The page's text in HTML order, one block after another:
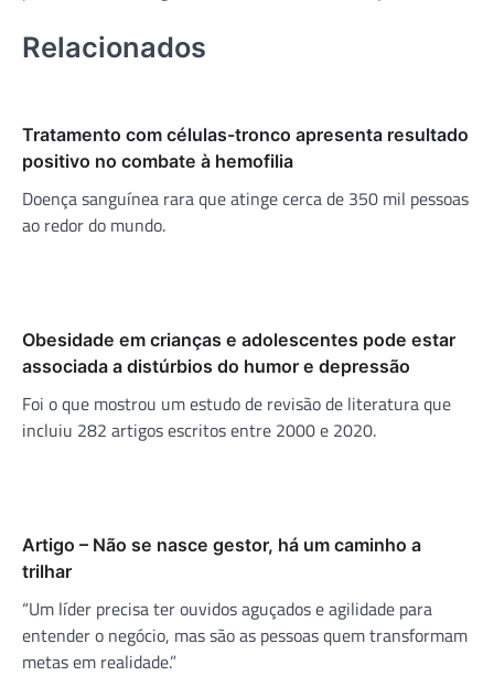
Relacionados
Tratamento com células-tronco apresenta resultado
positivo no combate à hemofilia
Doença sanguínea rara que atinge cerca de 350 mil pessoas
ao redor do mundo.
Obesidade em crianças e adolescentes pode estar
associada a distúrbios do humor e depressão
Foi o que mostrou um estudo de revisão de literatura que
incluiu 282 artigos escritos entre 2000 e 2020.
Artigo – Não se nasce gestor, há um caminho a
trilhar
“Um líder precisa ter ouvidos aguçados e agilidade para
entender o negócio, mas são as pessoas quem transformam
metas em realidade.”